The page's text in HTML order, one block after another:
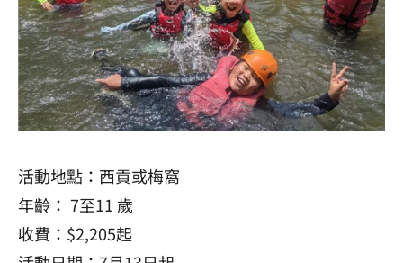
活動地點：西貢或梅窩
年齡： 7至11 歲
收費：$2,205起